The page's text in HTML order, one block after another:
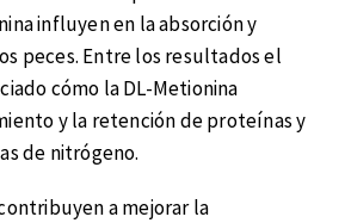
influyen en la absorción y
peces. Entre los resultados el
cómo la DL-Metionina
y la retención de proteínas y
de nitrógeno.
a mejorar la